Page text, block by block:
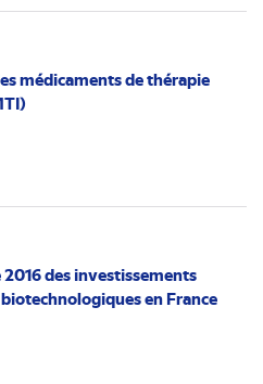
médicaments de thérapie
des investissements
en France